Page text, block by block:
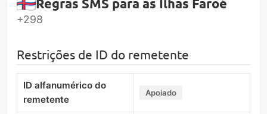
Regras SMS para as Ilhas Faroé
+298
Restrições de ID do remetente
ID alfanumérico do
remetente
Apoiado